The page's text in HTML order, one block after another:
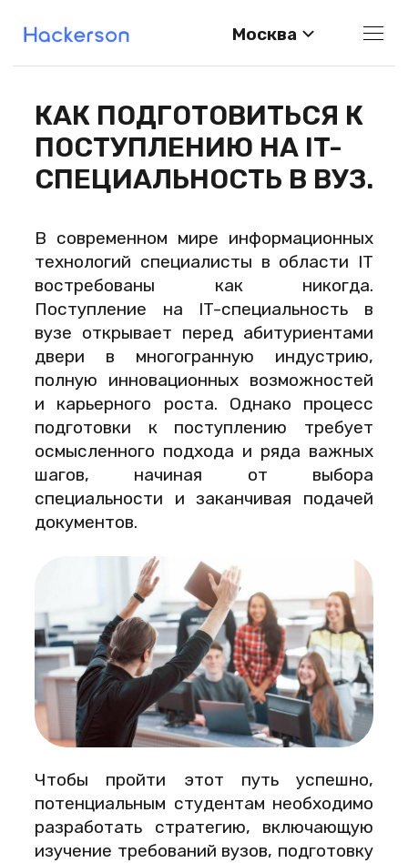
Москва
КАК ПОДГОТОВИТЬСЯ К
ПОСТУПЛЕНИЮ НА IT-
СПЕЦИАЛЬНОСТЬ В ВУЗ.
В современном мире информационных
технологий специалисты в области IT
востребованы как никогда.
Поступление на IT-специальность в
вузе открывает перед абитуриентами
двери в многогранную индустрию,
полную инновационных возможностей
и карьерного роста. Однако процесс
подготовки к поступлению требует
осмысленного подхода и ряда важных
шагов, начиная от выбора
специальности и заканчивая подачей
документов.
Чтобы пройти этот путь успешно,
потенциальным студентам необходимо
разработать стратегию, включающую
изучение требований вузов, подготовку